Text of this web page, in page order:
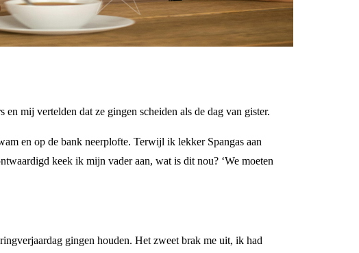
mij vertelden dat ze gingen scheiden als de dag van gister.
en op de bank neerplofte. Terwijl ik lekker Spangas aan
keek ik mijn vader aan, wat is dit nou? ‘We moeten
gingen houden. Het zweet brak me uit, ik had